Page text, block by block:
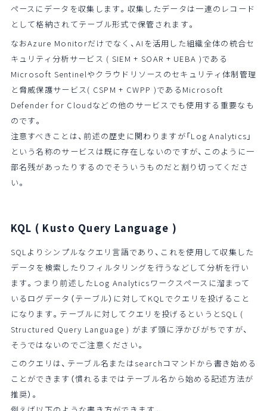
ペースにデータを収集します。収集したデータは一連のレコード
として格納されてテーブル形式で保管されます。
なおAzure Monitorだけでなく、AIを活用した組織全体の統合セ
キュリティ分析サービス ( SIEM+ SOAR + UEBA )である
Microsoft Sentinelやクラウドリソースのセキュリティ体制管理
と脅威保護サービス( CSPM+ CWPP )であるMicrosoft
Defender for Cloudなどの他のサービスでも使用する重要なも
のです。
注意すべきことは、前述の歴史に関わりますが「Log Analytics」
という名称のサービスは既に存在しないのですが、このように一
部名残があったりするのでそういうものだと割り切ってくださ
い。
KQL ( Kusto Query Language )
SQL よりシンプルなクエリ言語であり、これを使用して収集した
データを検索したりフィルタリングを行うなどして分析を行い
ます。つまり前述したLog Analyticsワークスペースに溜まって
いるログデータ（テーブル）に対してKQLでクエリを投げること
になります。テーブルに対してクエリを投げるというとSQL (
Structured Query Language ) がまず頭に浮かびがちですが、
そうではないのでご注意ください。
このクエリは、テーブル名またはsearchコマンドから書き始める
ことができます（慣れるまではテーブル名から始める記述方法が
推奨）。